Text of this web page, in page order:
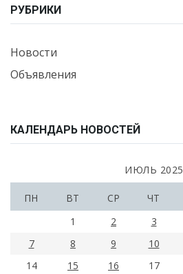
РУБРИКИ
Новости
Объявления
КАЛЕНДАРЬ НОВОСТЕЙ
ИЮЛЬ 2025
ПН ВТ СР ЧТ
1
2 3
7
8 9 10
14
15 16 17